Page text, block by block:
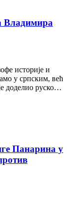
Владимира
историје и
у српским, већ
доделио руско…
Панарина у